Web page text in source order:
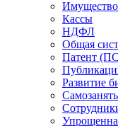
Имущество
Кассы
НДФЛ
Общая
Патент
Развитие